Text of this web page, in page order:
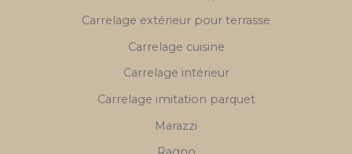
Carrelage extérieur pour terrasse
Carrelage cuisine
Carrelage intérieur
Carrelage imitation parquet
Marazzi